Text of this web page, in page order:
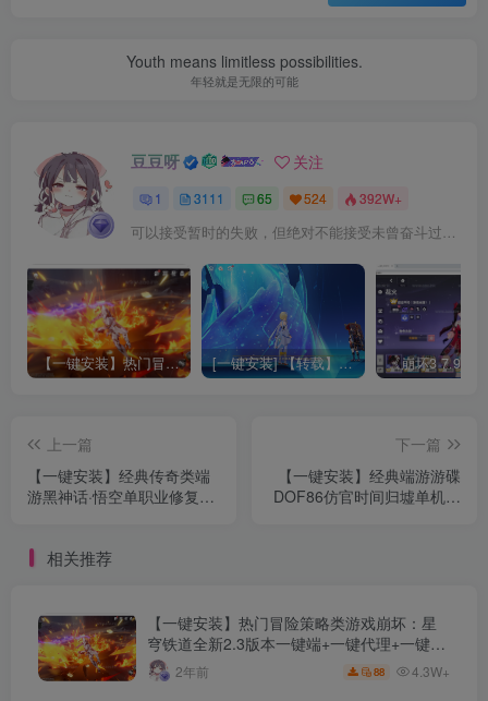
Youth means limitless possibilities.
年轻就是无限的可能
豆豆呀 关注
1 3111 65 524 392W+
可以接受暂时的失败，但绝对不能接受未曾奋斗过的自己
【一键安装】热门冒险策略类游戏崩坏：星穹铁道全新2.3版本一键端+一键代理+一键启动+免虚拟机 [一键安装] 【转载】原神3.4真端服务端+源码+配套客户端+详尽说明+GM工具+源码说明文件
上一篇
【一键安装】经典传奇类端
游黑神话·悟空单职业修复版
强宠物
下一篇
【一键安装】经典端游游碟
DOF86仿官时间归墟单机版
相关推荐
【一键安装】热门冒险策略类游戏崩坏：星
穹铁道全新2.3版本一键端+一键代理+一键启
动+免虚拟机
2年前 88 4.3W+